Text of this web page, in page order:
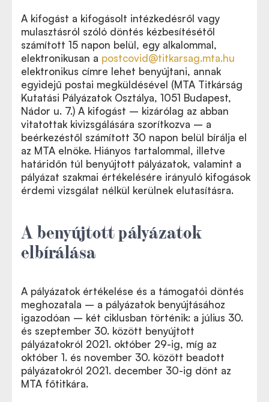
A kifogást a kifogásolt intézkedésről vagy
mulasztásról szóló döntés kézbesítésétől
számított 15 napon belül, egy alkalommal,
elektronikusan a postcovid@titkarsag.mta.hu
elektronikus címre lehet benyújtani, annak
egyidejű postai megküldésével (MTA Titkárság
Kutatási Pályázatok Osztálya, 1051 Budapest,
Nádor u. 7.) A kifogást – kizárólag az abban
vitatottak kivizsgálására szorítkozva – a
beérkezéstől számított 30 napon belül bírálja el
az MTA elnöke. Hiányos tartalommal, illetve
határidőn túl benyújtott pályázatok, valamint a
pályázat szakmai értékelésére irányuló kifogások
érdemi vizsgálat nélkül kerülnek elutasításra.
A benyújtott pályázatok
elbírálása
A pályázatok értékelése és a támogatói döntés
meghozatala – a pályázatok benyújtásához
igazodóan – két ciklusban történik: a július 30.
és szeptember 30. között benyújtott
pályázatokról 2021. október 29-ig, míg az
október 1. és november 30. között beadott
pályázatokról 2021. december 30-ig dönt az
MTA főtitkára.